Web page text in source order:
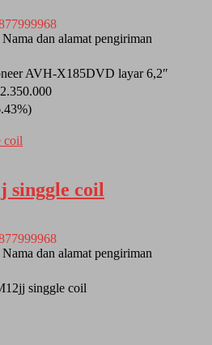
dan alamat pengiriman
AVH-X185DVD layar 6,2″
2.350.000
singgle coil
dan alamat pengiriman
singgle coil